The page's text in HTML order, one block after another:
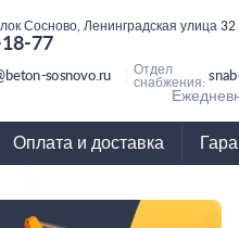
Сосново, Ленинградская улица 32
77
sosnovo.ru
Отдел
снабжения:
Оплата и доставка